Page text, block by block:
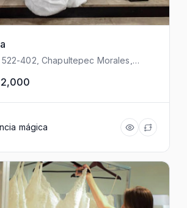
402, Chapultepec Morales,
México
mágica